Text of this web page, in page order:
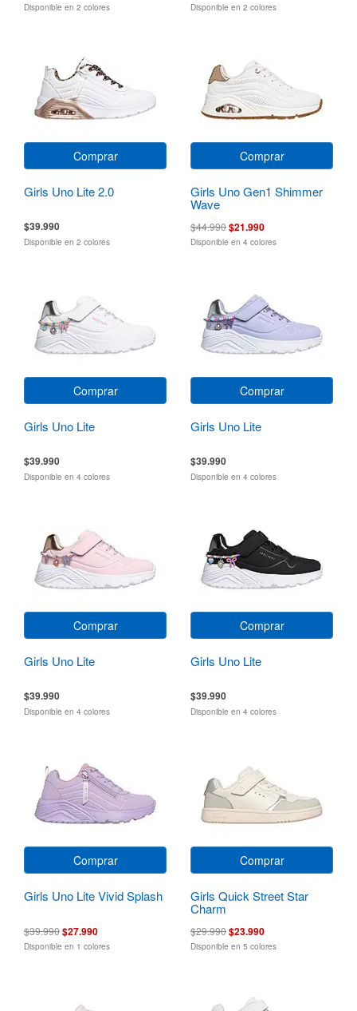
Disponible en 2 colores Disponible en 2 colores
Comprar
Girls Uno Lite 2.0
$39.990
Disponible en 2 colores
Comprar
Girls Uno Gen1 Shimmer
Wave
$44.990$21.990
Disponible en 4 colores
Comprar
Girls Uno Lite
$39.990
Disponible en 4 colores
Comprar
Girls Uno Lite
$39.990
Disponible en 4 colores
Comprar
Girls Uno Lite
$39.990
Disponible en 4 colores
Comprar
Girls Uno Lite
$39.990
Disponible en 4 colores
Comprar
Girls Uno Lite Vivid Splash
$39.990$27.990
Disponible en 1 colores
Comprar
Girls Quick Street Star
Charm
$29.990$23.990
Disponible en 5 colores